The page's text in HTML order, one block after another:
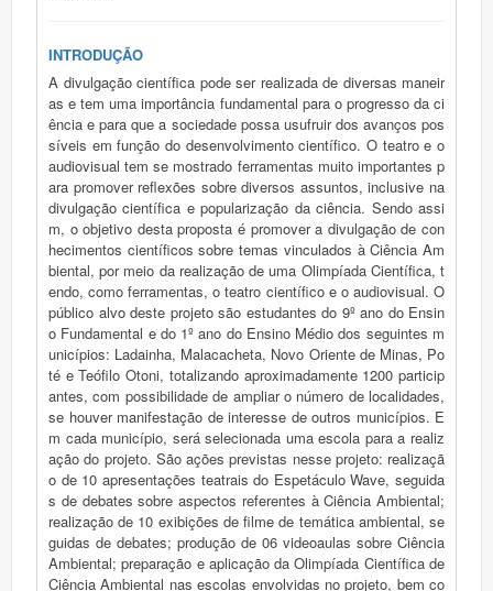
INTRODUÇÃO
A divulgação científica pode ser realizada de diversas maneir
as e tem uma importância fundamental para o progresso da ci
ência e para que a sociedade possa usufruir dos avanços pos
síveis em função do desenvolvimento científico. O teatro e o
audiovisual tem se mostrado ferramentas muito importantes p
ara promover reflexões sobre diversos assuntos, inclusive na
divulgação científica e popularização da ciência. Sendo assi
m, o objetivo desta proposta é promover a divulgação de con
hecimentos científicos sobre temas vinculados à Ciência Am
biental, por meio da realização de uma Olimpíada Científica, t
endo, como ferramentas, o teatro científico e o audiovisual. O
público alvo deste projeto são estudantes do 9º ano do Ensin
o Fundamental e do 1º ano do Ensino Médio dos seguintes m
unicípios: Ladainha, Malacacheta, Novo Oriente de Minas, Po
té e Teófilo Otoni, totalizando aproximadamente 1200 particip
antes, com possibilidade de ampliar o número de localidades,
se houver manifestação de interesse de outros municípios. E
m cada município, será selecionada uma escola para a realiz
ação do projeto. São ações previstas nesse projeto: realizaçã
o de 10 apresentações teatrais do Espetáculo Wave, seguida
s de debates sobre aspectos referentes à Ciência Ambiental;
realização de 10 exibições de filme de temática ambiental, se
guidas de debates; produção de 06 videoaulas sobre Ciência
Ambiental; preparação e aplicação da Olimpíada Científica de
Ciência Ambiental nas escolas envolvidas no projeto, bem co